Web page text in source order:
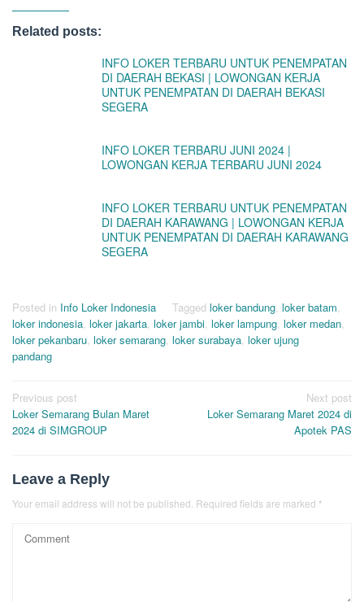
Related posts:
INFO LOKER TERBARU UNTUK PENEMPATAN
DI DAERAH BEKASI | LOWONGAN KERJA
UNTUK PENEMPATAN DI DAERAH BEKASI
SEGERA
INFO LOKER TERBARU JUNI 2024 |
LOWONGAN KERJA TERBARU JUNI 2024
INFO LOKER TERBARU UNTUK PENEMPATAN
DI DAERAH KARAWANG | LOWONGAN KERJA
UNTUK PENEMPATAN DI DAERAH KARAWANG
SEGERA
Posted in Info Loker Indonesia Tagged loker bandung, loker batam,
loker indonesia, loker jakarta, loker jambi, loker lampung, loker medan,
loker pekanbaru, loker semarang, loker surabaya, loker ujung
pandang
Post
navigation
Previous post
Loker Semarang Bulan Maret
2024 di SIMGROUP
Next post
Loker Semarang Maret 2024 di
Apotek PAS
Leave a Reply
Your email address will not be published. Required fields are marked *